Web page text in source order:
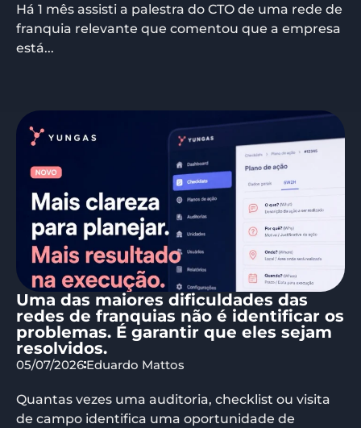
Há 1 mês assisti a palestra do CTO de uma rede de
franquia relevante que comentou que a empresa
está...
Uma das maiores dificuldades das
redes de franquias não é identificar os
problemas. É garantir que eles sejam
resolvidos.
05/07/2026 Eduardo Mattos
Quantas vezes uma auditoria, checklist ou visita
de campo identifica uma oportunidade de